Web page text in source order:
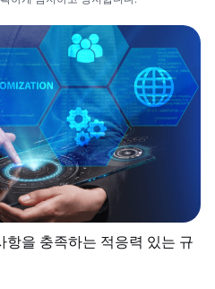
을 충족하는 적응력 있는 규